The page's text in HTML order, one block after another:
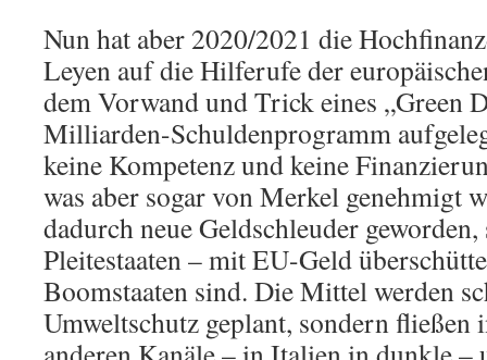
Nun hat aber 2020/2021 die
Leyen auf die Hilferufe der
dem Vorwand und Trick eines „Green
Milliarden-Schuldenprogramm
keine Kompetenz und keine
was aber sogar von Merkel genehmigt
dadurch neue Geldschleuder geworden,
Pleitestaaten – mit EU-Geld
Boomstaaten sind. Die Mittel werden
Umweltschutz geplant, sondern fließen